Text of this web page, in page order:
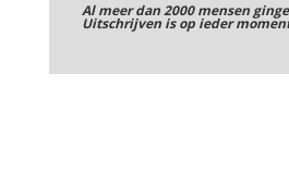
Al meer dan 2000 mensen
Uitschrijven is op ieder